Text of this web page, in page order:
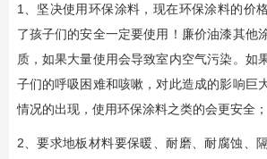
1、坚决使用环保涂料，现在环保涂料的价
了孩子们的安全一定要使用！廉价油漆其他
质，如果大量使用会导致室内空气污染。如
子们的呼吸困难和咳嗽，对此造成的影响巨
情况的出现，使用环保涂料之类的会更安全；
2、要求地板材料要保暖、耐磨、耐腐蚀、